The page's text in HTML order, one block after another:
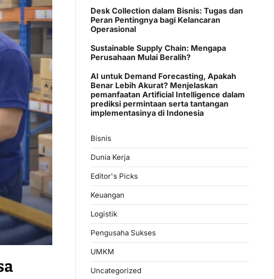
Desk Collection dalam Bisnis: Tugas dan
Peran Pentingnya bagi Kelancaran
Operasional
Sustainable Supply Chain: Mengapa
Perusahaan Mulai Beralih?
AI untuk Demand Forecasting, Apakah
Benar Lebih Akurat? Menjelaskan
pemanfaatan Artificial Intelligence dalam
prediksi permintaan serta tantangan
implementasinya di Indonesia
Bisnis
Dunia Kerja
Editor's Picks
Keuangan
Logistik
Pengusaha Sukses
UMKM
Uncategorized